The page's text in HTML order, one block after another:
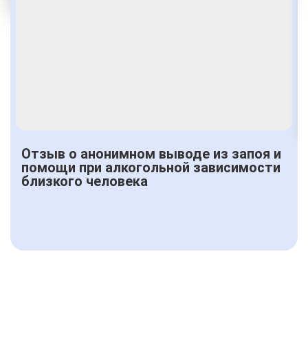
Отзыв о анонимном выводе из запоя и
помощи при алкогольной зависимости
близкого человека